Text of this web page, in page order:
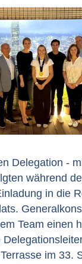
Delegation -
während
in die
Team einen
im 33.